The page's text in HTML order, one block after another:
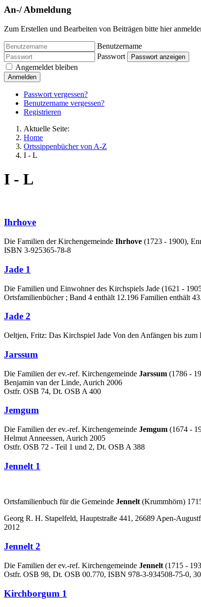
An-/ Abmeldung
Zum Erstellen und Bearbeiten von Beiträgen bitte hier
Benutzername
Passwort
Passwort anzeigen
Angemeldet bleiben
Anmelden
Passwort vergessen?
Benutzername vergessen?
Registrieren
Aktuelle Seite:
Home
Ortssippenbücher von A-Z
I - L
I - L
Ihrhove
Die Familien der Kirchengemeinde Ihrhove (1723 - 1900),
ISBN 3-925365-78-8
Jade 1
Die Familien und Einwohner des Kirchspiels Jade (1621 -
Ortsfamilienbücher ; Band 4 enthält 12.196 Familien enthält
Jade 2
Oeltjen, Fritz: Das Kirchspiel Jade Von den Anfängen bis
Jarssum
Die Familien der ev.-ref. Kirchengemeinde Jarssum (1786 -
Benjamin van der Linde, Aurich 2006
Ostfr. OSB 74, Dt. OSB A 400
Jemgum
Die Familien der ev.-ref. Kirchengemeinde Jemgum (1674 -
Helmut Anneessen, Aurich 2005
Ostfr. OSB 72 - Teil 1 und 2, Dt. OSB A 388
Jennelt 1
Ortsfamilienbuch für die Gemeinde Jennelt (Krummhörn)
Georg R. H. Stapelfeld, Hauptstraße 441, 26689 Apen-
2012
Jennelt 2
Die Familien der ev.-ref. Kirchengemeinde Jennelt (1715 -
Ostfr. OSB 98, Dt. OSB 00.770, ISBN 978-3-934508-75-0,
Kirchborgum 1